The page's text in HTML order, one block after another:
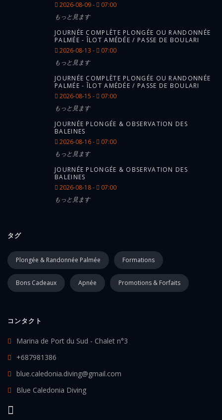
2026-08-09 -
07:00
もっと見ます
JOURNÉE COMPLÈTE PLONGÉE OU RANDONNÉE
PALMÉE - ÎLOT AMÉDÉE / PASSE DE BOULARI
2026-08-13 -
07:00
もっと見ます
JOURNÉE COMPLÈTE PLONGÉE OU RANDONNÉE
PALMÉE - ÎLOT AMÉDÉE / PASSE DE BOULARI
2026-08-15 -
07:00
もっと見ます
JOURNÉE PLONGÉE & OBSERVATION DES
BALEINES
2026-08-16 -
07:00
もっと見ます
JOURNÉE PLONGÉE & OBSERVATION DES
BALEINES
2026-08-18 -
07:00
もっと見ます
タグ
Plongée & Randonnée Palmée Formations
Bons Cadeaux Apnée Promotions & Forfaits
コンタクト
Marina de Port du Sud - Chalet n°3
+687981386
blue.caledonia.diving@gmail.com
Blue Caledonia Diving